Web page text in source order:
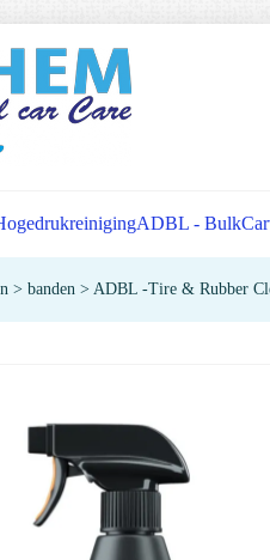
ADBL - Bulk
> banden > ADBL -Tire & Rubber